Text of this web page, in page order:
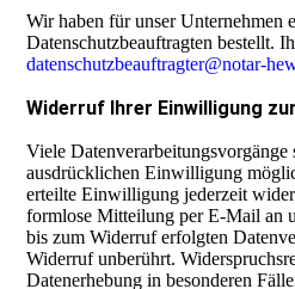
Wir haben für unser Unternehmen
Datenschutzbeauftragten bestellt.
datenschutzbeauftragter@notar-
Widerruf Ihrer Einwilligung
Viele
ausdrücklichen Einwilligung
erteilte Einwilligung jederzeit
formlose Mitteilung per E-Mail an
bis zum Widerruf erfolgten
Widerruf unberührt.
Datenerhebung in besonderen